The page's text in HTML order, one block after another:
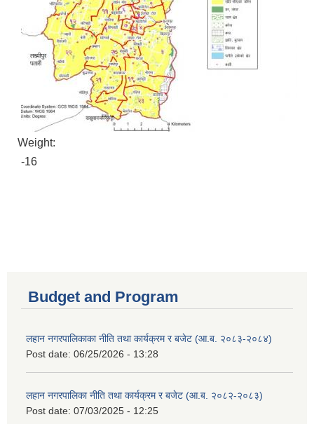
Weight:
-16
Budget and Program
लहान नगरपालिकाका नीति तथा कार्यक्रम र बजेट (आ.ब. २०८३-२०८४)
Post date: 06/25/2026 - 13:28
लहान नगरपालिका नीति तथा कार्यक्रम र बजेट (आ.ब. २०८२-२०८३)
Post date: 07/03/2025 - 12:25